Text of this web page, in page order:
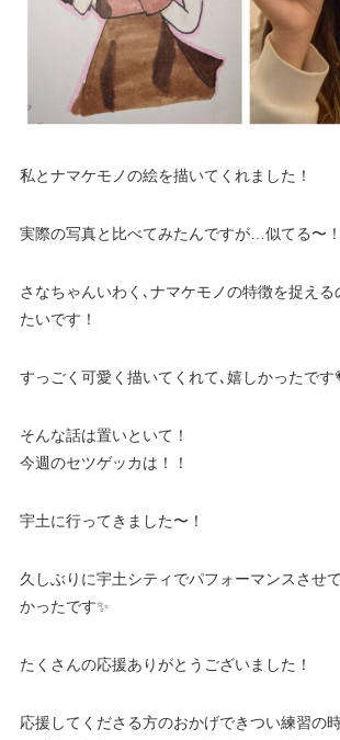
私とナマケモノの絵を描いてくれました！
実際の写真と比べてみたんですが…似てる〜！
さなちゃんいわく､ナマケモノの特徴を捉える
たいです！
すっごく可愛く描いてくれて､嬉しかったです
そんな話は置いといて！
今週のセツゲッカは！！
宇土に行ってきました〜！
久しぶりに宇土シティでパフォーマンスさせ
かったです✨
たくさんの応援ありがとうございました！
応援してくださる方のおかげできつい練習の